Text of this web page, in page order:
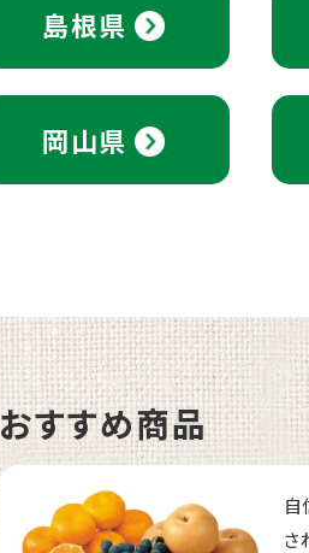
島根県
岡山県
おすすめ商品
自
さ